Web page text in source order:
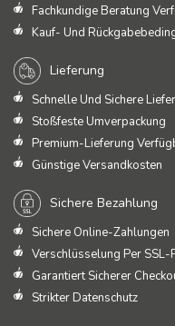
Fachkundige Beratung
Kauf- Und
Lieferung
Schnelle Und Sichere
Stoßfeste Umverpackung
Premium-Lieferung
Günstige Versandkosten
Sichere Bezahlung
Sichere Online-Zahlungen
Verschlüsselung Per
Garantiert Sicherer
Strikter Datenschutz